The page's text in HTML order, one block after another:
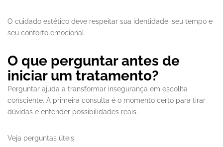
O cuidado estético deve respeitar sua identidade, seu tempo e
seu conforto emocional.
O que perguntar antes de
iniciar um tratamento?
Perguntar ajuda a transformar insegurança em escolha
consciente. A primeira consulta é o momento certo para tirar
dúvidas e entender possibilidades reais.
Veja perguntas úteis: